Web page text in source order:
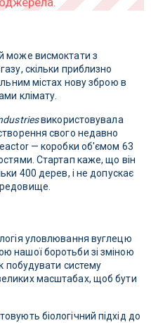
може висмоктати з
скільки приблизно
містах нову зброю в
клімату.
використовувала
свого недавно
— коробки об'ємом 63
Стартап каже, що він
400 дерев, і не допускає
уловлювання вуглецю
нашої боротьби зі зміною
побудувати систему
масштабах, щоб бути
біологічний підхід до